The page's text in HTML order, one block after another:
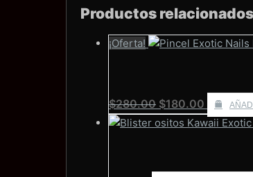
Productos relacionados
¡Oferta!
$280.00 El
precio
$280.00.
$180.00
precio
$180.00.